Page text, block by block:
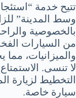
تتيح خدمة
وسط المدينة”
بالخصوصية
من السيارات
والميزانيات،
لا تنسى. الاستمتاع
التخطيط لزيارة
سيارة خاصة.